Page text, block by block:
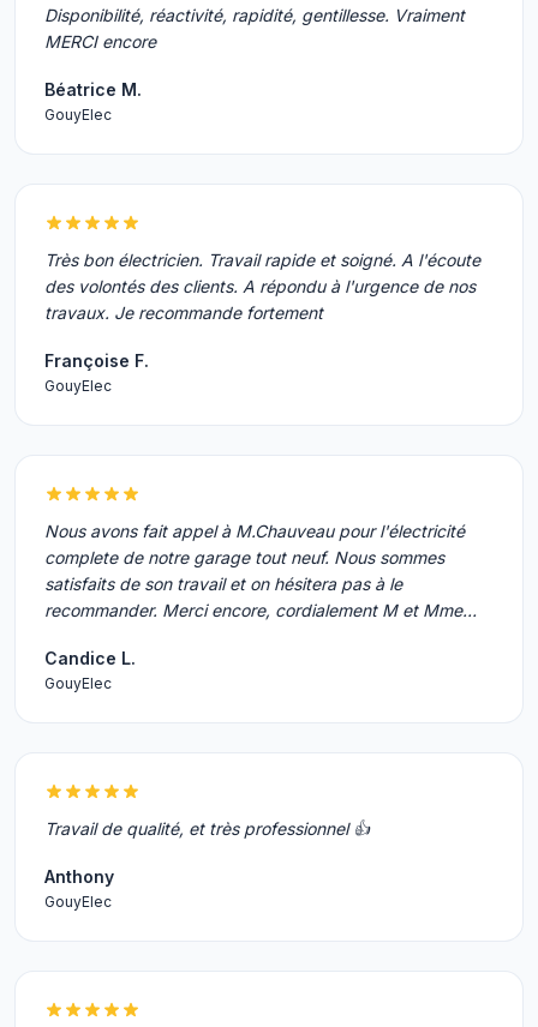
Disponibilité, réactivité, rapidité, gentillesse. Vraiment
MERCI encore
Béatrice M.
GouyElec
Très bon électricien. Travail rapide et soigné. A l'écoute
des volontés des clients. A répondu à l'urgence de nos
travaux. Je recommande fortement
Françoise F.
GouyElec
Nous avons fait appel à M.Chauveau pour l'électricité
complete de notre garage tout neuf. Nous sommes
satisfaits de son travail et on hésitera pas à le
recommander. Merci encore, cordialement M et Mme…
Candice L.
GouyElec
Travail de qualité, et très professionnel 👍
Anthony
GouyElec